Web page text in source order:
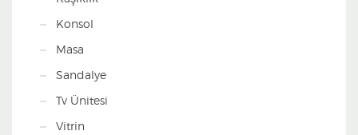
Konsol
Masa
Sandalye
Tv Ünitesi
Vitrin